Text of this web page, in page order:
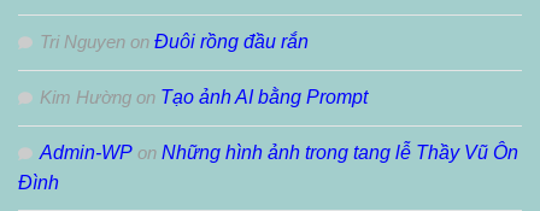
Tri Nguyen on Đuôi rồng đầu rắn
Kim Hường on Tạo ảnh AI bằng Prompt
Admin-WP on Những hình ảnh trong tang lễ Thầy Vũ Ôn
Đình